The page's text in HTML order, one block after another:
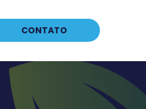
CONTATO